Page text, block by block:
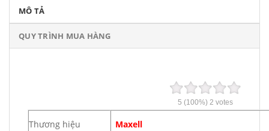
MÔ TẢ
QUY TRÌNH MUA HÀNG
5 (100%) 2 votes
Thương hiệu Maxell